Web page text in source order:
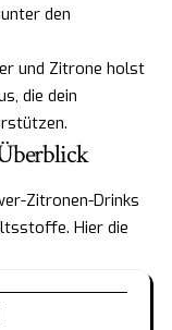
den
und Zitrone holst
die dein
Zitronen-Drinks
Hier die